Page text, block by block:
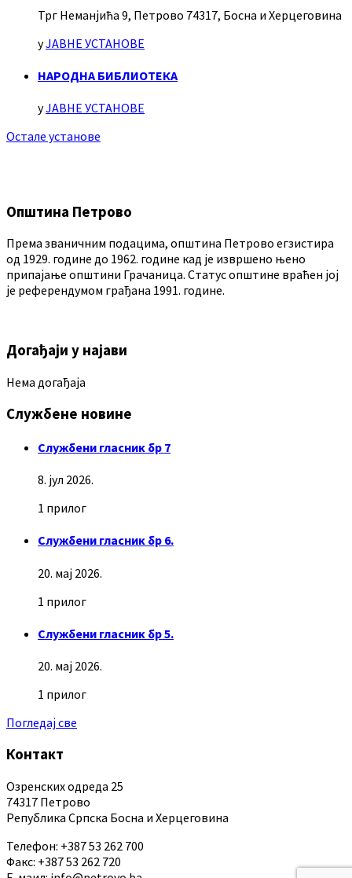
Трг Неманјића 9, Петрово 74317, Босна и Херцеговина
уЈАВНЕ УСТАНОВЕ
НАРОДНА БИБЛИОТЕКА
уЈАВНЕ УСТАНОВЕ
Остале установе
Општина Петрово
Према званичним подацима, општина Петрово егзистира
од 1929. године до 1962. године кад је извршено њено
припајање општини Грачаница. Статус општине враћен јој
је референдумом грађана 1991. године.
Догађаји у најави
Нема догађаја
Службене новине
Службени гласник бр 7
8. јул 2026.
1 прилог
Службени гласник бр 6.
20. мај 2026.
1 прилог
Службени гласник бр 5.
20. мај 2026.
1 прилог
Погледај све
Контакт
Озренских одреда 25
74317 Петрово
Република Српска Босна и Херцеговина
Телефон: +387 53 262 700
Факс: +387 53 262 720